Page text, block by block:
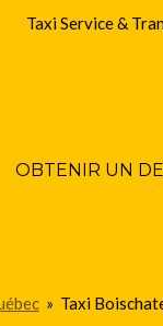
Taxi Service &
OBTENIR UN
» Taxi